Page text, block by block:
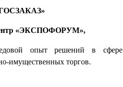
центр «ЭКСПОФОРУМ»,
опыт решений в сфере
имущественных торгов.